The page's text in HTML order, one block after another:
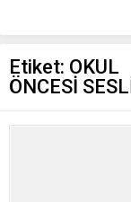
Etiket: OKUL
ÖNCESİ